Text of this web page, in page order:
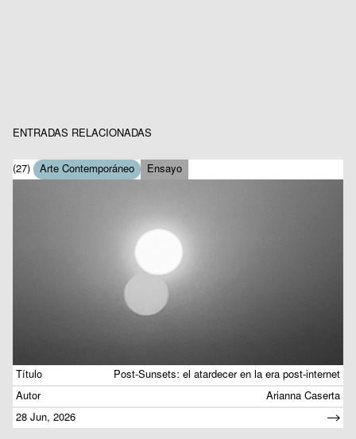
ENTRADAS RELACIONADAS
(27) Arte Contemporáneo Ensayo
Título
Post-Sunsets: el atardecer en la era post-internet
Autor
Arianna Caserta
28 Jun, 2026